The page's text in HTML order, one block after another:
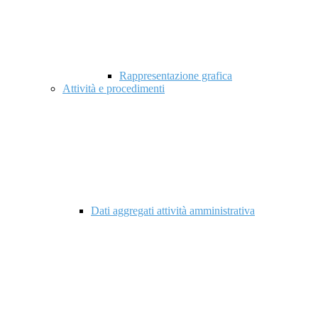
Rappresentazione grafica
Attività e procedimenti
Dati aggregati attività amministrativa